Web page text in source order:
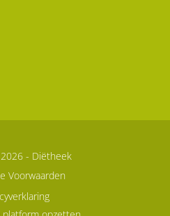
- Diëtheek
Voorwaarden